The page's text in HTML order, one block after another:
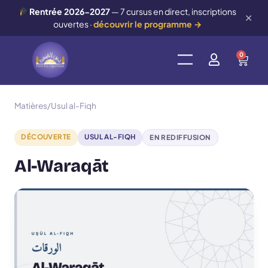
Rentrée 2026-2027— 7 cursus en direct, inscriptions
ouvertes ·découvrir le programme → ✕
0
Matières/Usul al-Fiqh
DÉCOUVERTE USUL AL-FIQH EN REDIFFUSION
Al-Waraqāt